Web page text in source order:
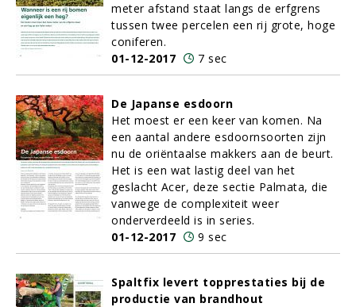
meter afstand staat langs de erfgrens
tussen twee percelen een rij grote, hoge
coniferen.
01-12-2017
7 sec
De Japanse esdoorn
Het moest er een keer van komen. Na
een aantal andere esdoornsoorten zijn
nu de oriëntaalse makkers aan de beurt.
Het is een wat lastig deel van het
geslacht Acer, deze sectie Palmata, die
vanwege de complexiteit weer
onderverdeeld is in series.
01-12-2017
9 sec
Spaltfix levert topprestaties bij de
productie van brandhout